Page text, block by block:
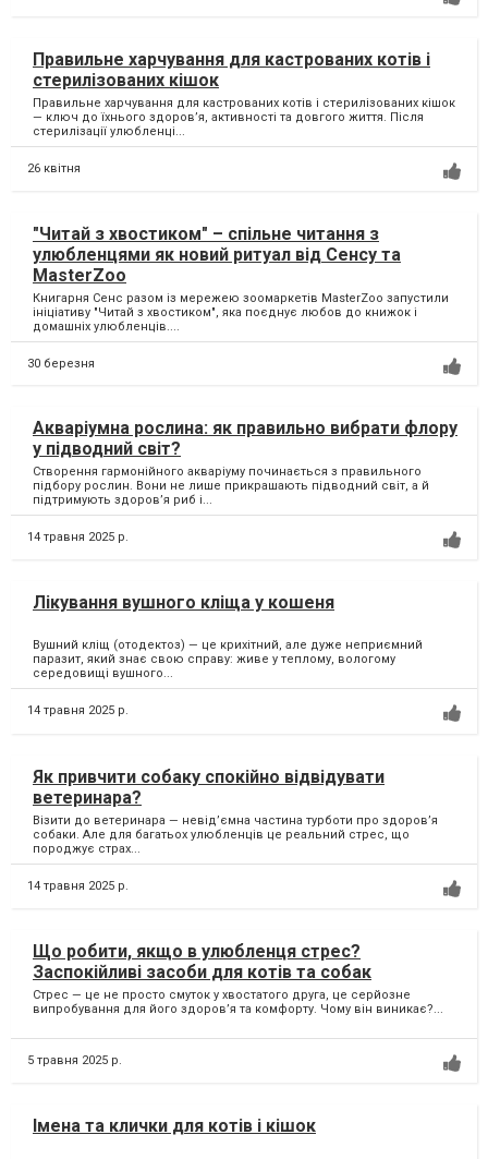
Правильне харчування для кастрованих котів і
стерилізованих кішок
Правильне харчування для кастрованих котів і стерилізованих кішок
— ключ до їхнього здоров’я, активності та довгого життя. Після
стерилізації улюбленці...
26 квітня
"Читай з хвостиком" – спільне читання з
улюбленцями як новий ритуал від Сенсу та
MasterZoo
Книгарня Сенс разом із мережею зоомаркетів MasterZoo запустили
ініціативу "Читай з хвостиком", яка поєднує любов до книжок і
домашніх улюбленців....
30 березня
Акваріумна рослина: як правильно вибрати флору
у підводний світ?
Створення гармонійного акваріуму починається з правильного
підбору рослин. Вони не лише прикрашають підводний світ, а й
підтримують здоров’я риб і...
14 травня 2025 р.
Лікування вушного кліща у кошеня
Вушний кліщ (отодектоз) — це крихітний, але дуже неприємний
паразит, який знає свою справу: живе у теплому, вологому
середовищі вушного...
14 травня 2025 р.
Як привчити собаку спокійно відвідувати
ветеринара?
Візити до ветеринара — невід’ємна частина турботи про здоров’я
собаки. Але для багатьох улюбленців це реальний стрес, що
породжує страх...
14 травня 2025 р.
Що робити, якщо в улюбленця стрес?
Заспокійливі засоби для котів та собак
Стрес — це не просто смуток у хвостатого друга, це серйозне
випробування для його здоров’я та комфорту. Чому він виникає?...
5 травня 2025 р.
Імена та клички для котів і кішок